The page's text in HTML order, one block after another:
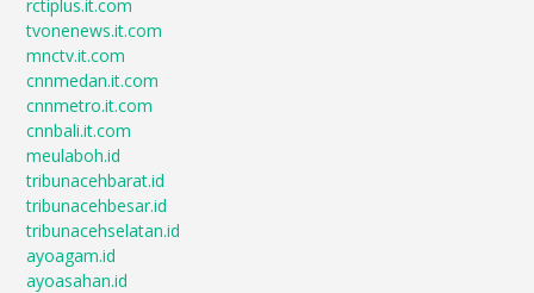
rctiplus.it.com
tvonenews.it.com
mnctv.it.com
cnnmedan.it.com
cnnmetro.it.com
cnnbali.it.com
meulaboh.id
tribunacehbarat.id
tribunacehbesar.id
tribunacehselatan.id
ayoagam.id
ayoasahan.id